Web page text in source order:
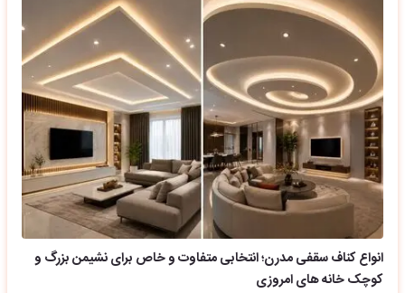
انواع کناف سقفی مدرن؛ انتخابی متفاوت و خاص برای نشیمن بزرگ و
کوچک خانه های امروزی